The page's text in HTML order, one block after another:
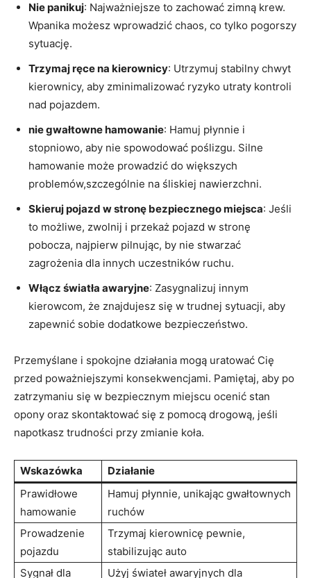
Nie‍ panikuj: Najważniejsze to zachować zimną krew.
Wpanika możesz wprowadzić ‌chaos,‍ co tylko pogorszy
sytuację.
Trzymaj ręce na kierownicy: Utrzymuj ‌stabilny chwyt
kierownicy, aby zminimalizować‍ ryzyko ⁢utraty ⁤kontroli
nad pojazdem.
nie gwałtowne hamowanie: ‍Hamuj płynnie i
stopniowo, aby nie spowodować poślizgu. Silne
hamowanie może prowadzić do większych
problemów,szczególnie na śliskiej nawierzchni.
Skieruj pojazd w stronę‌ bezpiecznego​ miejsca: Jeśli‌
to możliwe, zwolnij i przekaż pojazd w‍ stronę
pobocza, najpierw pilnując, by nie ⁤stwarzać
zagrożenia dla innych ‍uczestników ruchu.
Włącz światła awaryjne: ⁢Zasygnalizuj innym
kierowcom, że ⁣znajdujesz⁣ się w trudnej sytuacji, aby
zapewnić sobie dodatkowe bezpieczeństwo.
Przemyślane⁢ i spokojne działania‌ mogą uratować⁣ Cię
przed poważniejszymi ‌konsekwencjami.‌ Pamiętaj, ‍aby po
zatrzymaniu⁤ się w bezpiecznym miejscu ⁤ocenić stan
⁣opony oraz skontaktować się z pomocą drogową,‌ jeśli
napotkasz⁢ trudności przy ​zmianie koła.
Wskazówka
Działanie
Prawidłowe
hamowanie
Hamuj ⁣płynnie, unikając gwałtownych
ruchów
Prowadzenie⁢
pojazdu
Trzymaj kierownicę pewnie,
stabilizując ⁣auto
Sygnał dla
Użyj świateł awaryjnych dla‍